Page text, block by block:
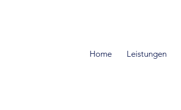
Home Leistungen